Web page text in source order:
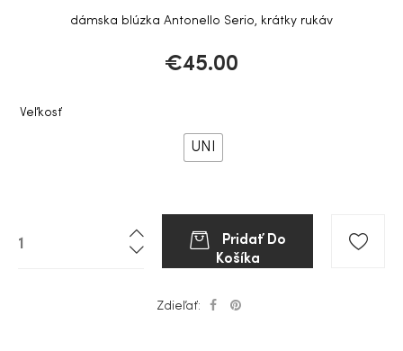
dámska blúzka Antonello Serio, krátky rukáv
€45.00
Veľkosť
UNI
Pridať Do
Košíka
Zdieľať: